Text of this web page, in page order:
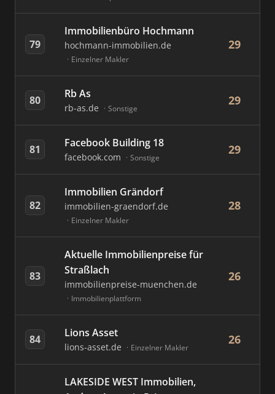
79
Immobilienbüro Hochmann
hochmann-immobilien.de
Einzelner Makler
29
80 Rb As
rb-as.de Sonstige
29
81 Facebook Building 18
facebook.com Sonstige
29
82
Immobilien Grändorf
immobilien-graendorf.de
Einzelner Makler
28
83
Aktuelle Immobilienpreise für
Straßlach
immobilienpreise-muenchen.de
Immobilienplattform
26
84 Lions Asset
lions-asset.de Einzelner Makler
26
LAKESIDE WEST Immobilien,